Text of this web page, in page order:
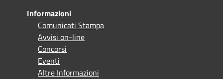
Informazioni
Comunicati Stampa
Avvisi on-line
Concorsi
Eventi
Altre Informazioni